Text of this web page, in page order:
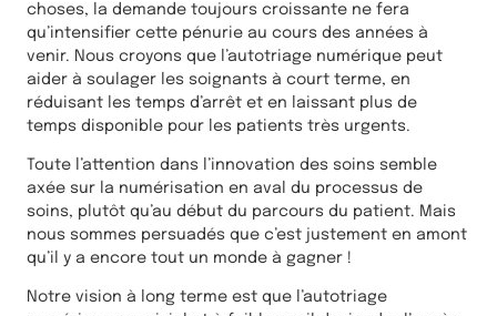
choses, la demande toujours croissante ne fera
qu’intensifier cette pénurie au cours des années à
venir. Nous croyons que l’autotriage numérique peut
aider à soulager les soignants à court terme, en
réduisant les temps d’arrêt et en laissant plus de
temps disponible pour les patients très urgents.
Toute l’attention dans l’innovation des soins semble
axée sur la numérisation en aval du processus de
soins, plutôt qu’au début du parcours du patient. Mais
nous sommes persuadés que c’est justement en amont
qu’il y a encore tout un monde à gagner !
Notre vision à long terme est que l’autotriage